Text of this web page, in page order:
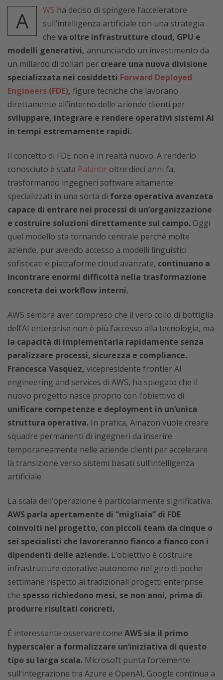
A WS ha deciso di spingere l’acceleratore
sull’intelligenza artificiale con una strategia
che va oltre infrastrutture cloud, GPU e
modelli generativi, annunciando un investimento da
un miliardo di dollari per creare una nuova divisione
specializzata nei cosiddetti Forward Deployed
Engineers (FDE), figure tecniche che lavorano
direttamente all’interno delle aziende clienti per
sviluppare, integrare e rendere operativi sistemi AI
in tempi estremamente rapidi.
Il concetto di FDE non è in realtà nuovo. A renderlo
conosciuto è stata Palantir oltre dieci anni fa,
trasformando ingegneri software altamente
specializzati in una sorta di forza operativa avanzata
capace di entrare nei processi di un’organizzazione
e costruire soluzioni direttamente sul campo. Oggi
quel modello sta tornando centrale perché molte
aziende, pur avendo accesso a modelli linguistici
sofisticati e piattaforme cloud avanzate, continuano a
incontrare enormi difficoltà nella trasformazione
concreta dei workflow interni.
AWS sembra aver compreso che il vero collo di bottiglia
dell’AI enterprise non è più l’accesso alla tecnologia, ma
la capacità di implementarla rapidamente senza
paralizzare processi, sicurezza e compliance.
Francesca Vasquez, vicepresidente frontier AI
engineering and services di AWS, ha spiegato che il
nuovo progetto nasce proprio con l’obiettivo di
unificare competenze e deployment in un’unica
struttura operativa. In pratica, Amazon vuole creare
squadre permanenti di ingegneri da inserire
temporaneamente nelle aziende clienti per accelerare
la transizione verso sistemi basati sull’intelligenza
artificiale.
La scala dell’operazione è particolarmente significativa.
AWS parla apertamente di “migliaia” di FDE
coinvolti nel progetto, con piccoli team da cinque o
sei specialisti che lavoreranno fianco a fianco con i
dipendenti delle aziende. L’obiettivo è costruire
infrastrutture operative autonome nel giro di poche
settimane rispetto ai tradizionali progetti enterprise
che spesso richiedono mesi, se non anni, prima di
produrre risultati concreti.
È interessante osservare come AWS sia il primo
hyperscaler a formalizzare un’iniziativa di questo
tipo su larga scala. Microsoft punta fortemente
sull’integrazione tra Azure e OpenAI, Google continua a